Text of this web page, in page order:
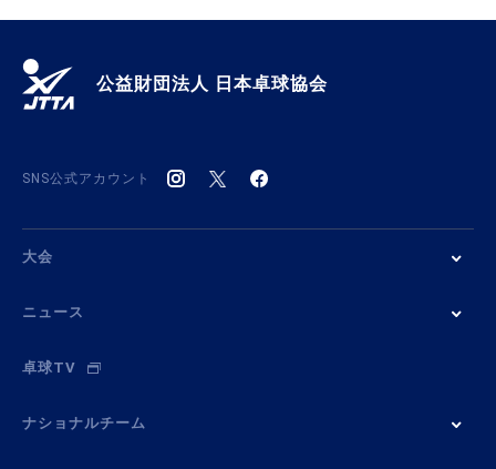
公益財団法人 日本卓球協会
SNS公式アカウント
大会
ニュース
卓球TV
ナショナルチーム